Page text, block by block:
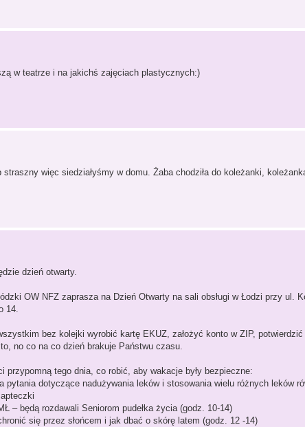
w teatrze i na jakichś zajęciach plastycznych:)
więc siedziałyśmy w domu. Żaba chodziła do koleżanki,
dzień otwarty.
OW NFZ zaprasza na Dzień Otwarty na sali obsługi w Łodzi przy ul.
14.
bez kolejki wyrobić kartę EKUZ, założyć konto w ZIP,
no co na co dzień brakuje Państwu czasu.
przypomną tego dnia, co robić, aby wakacje były bezpieczne:
pytania dotyczące nadużywania leków i stosowania wielu różnych leków
– będą rozdawali Seniorom pudełka życia (godz. 10-14)
się przez słońcem i jak dbać o skórę latem (godz. 12 -14)